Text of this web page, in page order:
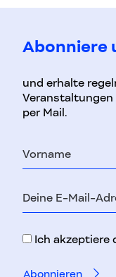
Abonniere
und erhalte
per Mail.
Mail-
Ich akzeptiere